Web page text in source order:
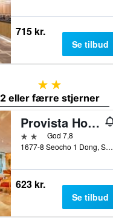
715 kr.
Se tilbud
2 stjerner
2 eller færre stjerner
Provista Hotel Gangnam
2 stjernerGod 7,8
1677-8 Seocho 1 Dong, Seocho-g, Seoul, Sydkorea
623 kr.
Se tilbud